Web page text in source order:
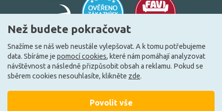
© 2010–2026 Všechna práva vyhrazena. žárovky.cz
VytvořiloFEO.cz
Než budete pokračovat
Snažíme se náš web neustále vylepšovat. A k tomu potřebujeme
data. Sbíráme je pomocí cookies, které nám pomáhají analyzovat
návštěvnost a následně přizpůsobit obsah a reklamu. Pokud se
sběrem cookies nesouhlasíte, klikněte zde.
Povolit vše